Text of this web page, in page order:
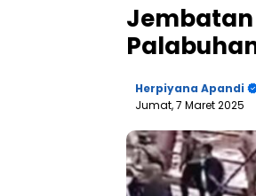
Herpiyana Apandi
Jumat, 7 Maret 2025